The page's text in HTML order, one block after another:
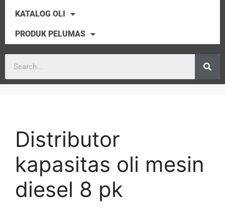
KATALOG OLI
PRODUK PELUMAS
Distributor
kapasitas oli mesin
diesel 8 pk